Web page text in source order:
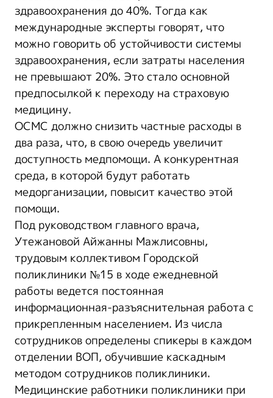
здравоохранения до 40%. Тогда как
международные эксперты говорят, что
можно говорить об устойчивости системы
здравоохранения, если затраты населения
не превышают 20%. Это стало основной
предпосылкой к переходу на страховую
медицину.
ОСМС должно снизить частные расходы в
два раза, что, в свою очередь увеличит
доступность медпомощи. А конкурентная
среда, в которой будут работать
медорганизации, повысит качество этой
помощи.
Под руководством главного врача,
Утежановой Айжанны Мажлисовны,
трудовым коллективом Городской
поликлиники №15 в ходе ежедневной
работы ведется постоянная
информационная-разъяснительная работа с
прикрепленным населением. Из числа
сотрудников определены спикеры в каждом
отделении ВОП, обучившие каскадным
методом сотрудников поликлиники.
Медицинские работники поликлиники при